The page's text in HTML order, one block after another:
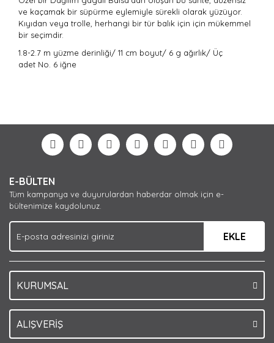
ve kaçamak bir süpürme eylemiyle sürekli olarak yüzüyor.
Kıyıdan veya trolle, herhangi bir tür balık için için mükemmel
bir seçimdir.
1.8-2.7 m yüzme derinliği/ 11 cm boyut/ 6 g ağırlık/ Üç
adet No. 6 iğne
Yorum Yaz
formunu kullanarak tarafımıza iletebilirsiniz.
Görüş ve önerileriniz için teşekkür ederiz.
Ürün açıklamasında eksik bilgiler bulunuyor.
Ürün bilgilerinde hatalar bulunuyor.
Ürün fiyatı diğer sitelerden daha pahalı.
Bu ürüne benzer farklı alternatifler olmalı.
E-BÜLTEN
Tüm kampanya ve duyurulardan haberdar olmak için e-
bültenimize kaydolunuz.
EKLE
KURUMSAL
ALIŞVERİŞ